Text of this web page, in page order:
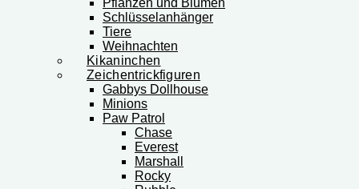
Pflanzen und Blumen
Schlüsselanhänger
Tiere
Weihnachten
Kikaninchen
Zeichentrickfiguren
Gabbys Dollhouse
Minions
Paw Patrol
Chase
Everest
Marshall
Rocky